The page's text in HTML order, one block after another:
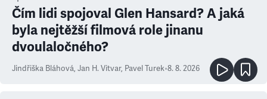
Čím lidi spojoval Glen Hansard? A jaká
byla nejtěžší filmová role jinanu
dvoulaločného?
Jindřiška Bláhová, Jan H. Vitvar, Pavel Turek•8. 8. 2026